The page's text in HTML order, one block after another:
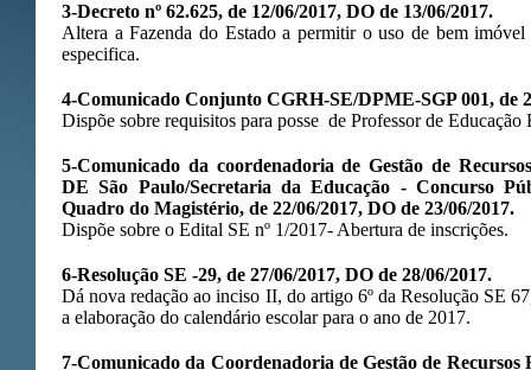
3-Decreto nº 62.625, de 12/06/2017, DO de 13/06/2017.
Altera a Fazenda do Estado a permitir o uso de bem
especifica.
4-Comunicado Conjunto CGRH-SE/DPME-SGP 001, de
Dispõe sobre requisitos para posse de Professor de Educação
5-Comunicado da coordenadoria de Gestão de
DE São Paulo/Secretaria da Educação - Concurso
Quadro do Magistério, de 22/06/2017, DO de 23/06/2017.
Dispõe sobre o Edital SE nº 1/2017- Abertura de inscrições.
6-Resolução SE -29, de 27/06/2017, DO de 28/06/2017.
Dá nova redação ao inciso II, do artigo 6º da Resolução SE
a elaboração do calendário escolar para o ano de 2017.
7-Comunicado da Coordenadoria de Gestão de Recursos